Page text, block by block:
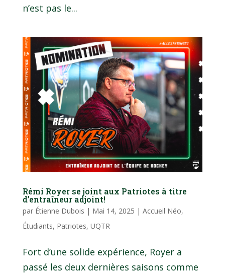
n’est pas le...
Rémi Royer se joint aux Patriotes à titre
d’entraîneur adjoint!
par Étienne Dubois | Mai 14, 2025 | Accueil Néo,
Étudiants, Patriotes, UQTR
Fort d’une solide expérience, Royer a
passé les deux dernières saisons comme